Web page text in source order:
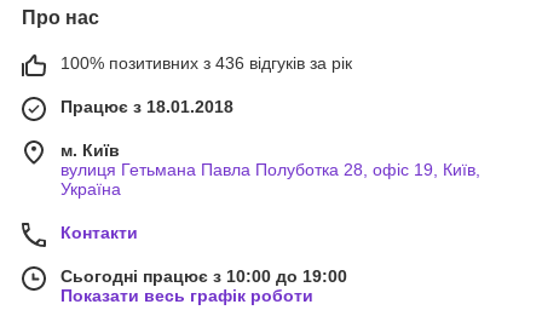
Про нас
100% позитивних з 436 відгуків за рік
Працює з 18.01.2018
м. Київ
вулиця Гетьмана Павла Полуботка 28, офіс 19, Київ,
Україна
Контакти
Сьогодні працює з 10:00 до 19:00
Показати весь графік роботи